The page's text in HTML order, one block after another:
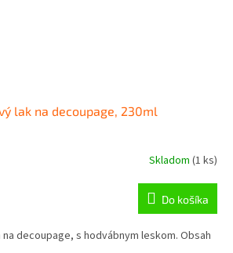
lak na decoupage, 230ml
Skladom (1 ks)
Do košíka
decoupage, s hodvábnym leskom. Obsah